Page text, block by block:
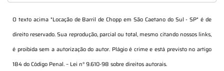
O texto acima "Locação de Barril de Chopp em São Caetano do Sul - SP" é de
direito reservado. Sua reprodução, parcial ou total, mesmo citando nossos links,
é proibida sem a autorização do autor. Plágio é crime e está previsto no artigo
184 do Código Penal. – Lei n° 9.610-98 sobre direitos autorais.